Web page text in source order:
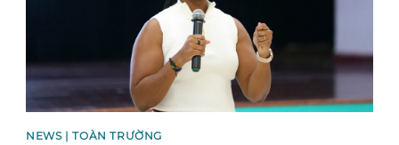
NEWS | TOÀN TRƯỜNG